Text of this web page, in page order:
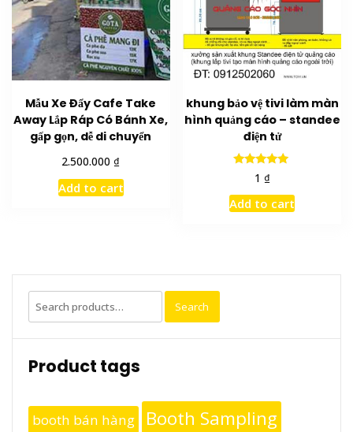
Mẫu Xe Đẩy Cafe Take
Away Lắp Ráp Có Bánh Xe,
gấp gọn, dễ di chuyển
2.500.000 ₫
Add to cart
khung bảo vệ tivi làm màn
hình quảng cáo – standee
điện tử
Rated
5.00
out of 5
1 ₫
Add to cart
Search
for:
Search
Product tags
booth bán hàng Booth Sampling